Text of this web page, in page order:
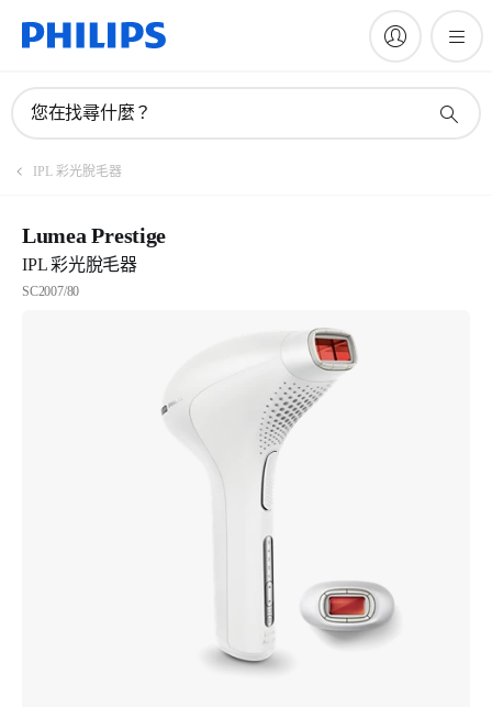
您在找尋什麼？
IPL 彩光脫毛器
Lumea Prestige
IPL 彩光脫毛器
SC2007/80